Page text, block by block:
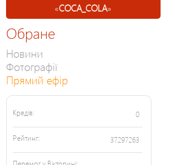
«COCA_COLA»
Обране
Новини
Фотографії
Прямий ефір
Кредів: 0
Рейтинг: 37297263